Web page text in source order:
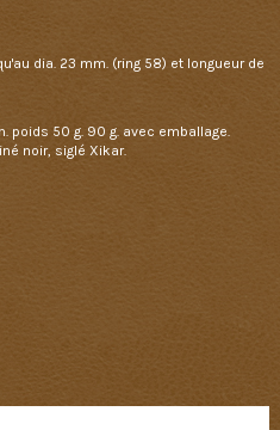
dia. 23 mm. (ring 58) et longueur de
poids 50 g. 90 g. avec emballage.
noir, siglé Xikar.